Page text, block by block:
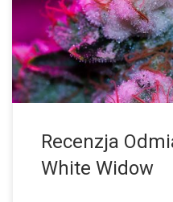
odmian […]
Recenzja
White Widow